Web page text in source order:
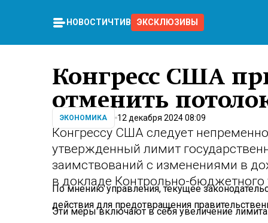
НОВОСТИ ЧТИВО ЭКСКЛЮЗИВЫ
Конгресс США
отменить
ЭКОНОМИКА 12 декабря 2024 08:09
Конгрессу США следует
утвержденный лимит
заимствований с изменениями в
в докладе Контрольно-бюджетного
По мнению управления, текущее
действия для предотвращения
Эти меры включают в себя увеличение